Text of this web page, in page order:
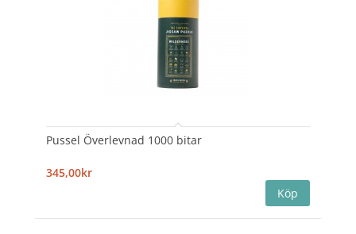
Pussel Överlevnad 1000 bitar
345,00kr